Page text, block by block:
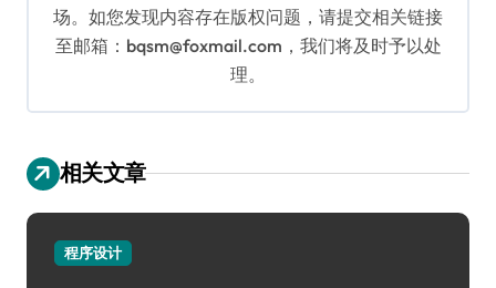
场。如您发现内容存在版权问题，请提交相关链接
至邮箱：bqsm@foxmail.com，我们将及时予以处
理。
相关文章
程序设计